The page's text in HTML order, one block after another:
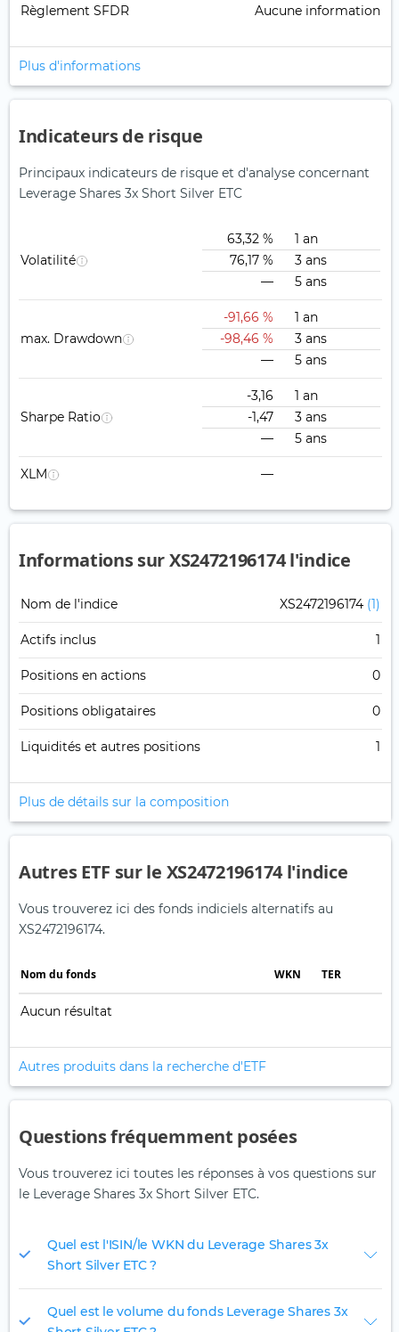
Règlement SFDR Aucune information
Plus d'informations
Indicateurs de risque
Principaux indicateurs de risque et d'analyse concernant
Leverage Shares 3x Short Silver ETC
Volatilité
63,32 %
1 an
76,17 %
3 ans
—
5 ans
max. Drawdown
-91,66 %
1 an
-98,46 %
3 ans
—
5 ans
Sharpe Ratio
-3,16
1 an
-1,47
3 ans
—
5 ans
XLM —
Informations sur XS2472196174 l'indice
Nom de l'indice XS2472196174 (1)
Actifs inclus 1
Positions en actions 0
Positions obligataires 0
Liquidités et autres positions 1
Plus de détails sur la composition
Autres ETF sur le XS2472196174 l'indice
Vous trouverez ici des fonds indiciels alternatifs au
XS2472196174.
Nom du fonds WKN TER
Aucun résultat
Autres produits dans la recherche d'ETF
Questions fréquemment posées
Vous trouverez ici toutes les réponses à vos questions sur
le Leverage Shares 3x Short Silver ETC.
Quel est l'ISIN/le WKN du Leverage Shares 3x
Short Silver ETC ?
Quel est le volume du fonds Leverage Shares 3x